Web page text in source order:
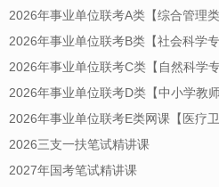
2026年事业单位联考A类【综合管理类
2026年事业单位联考B类【社会科学专
2026年事业单位联考C类【自然科学专
2026年事业单位联考D类【中小学教师
2026年事业单位联考E类网课【医疗卫
2026三支一扶笔试精讲课
2027年国考笔试精讲课